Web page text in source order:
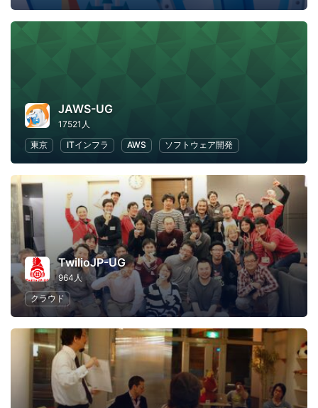
JAWS-UG
17521人
東京
ITインフラ AWS ソフトウェア開発
TwilioJP-UG
964人
クラウド